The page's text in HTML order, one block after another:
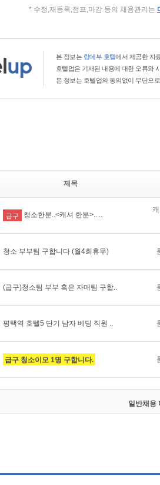
* 수정,재등록,점프,마감 등의 채용관리는
본 정보는 랑데부 호텔에서 제공한 자
호텔업은 기재된 내용에 대한 오류와
본 정보는 호텔업의 동의없이 무단으
제목
급구 청소한분..<캐셔 한분>.. ..
청소 부부팀 구합니다 (월4회휴무)
(급구)청소팀 부부 혹은 자매팀 구합..
평택역 호텔5 단기 남자 베딩 직원 ..
급구 청소이모 1명 구합니다.
일반채용